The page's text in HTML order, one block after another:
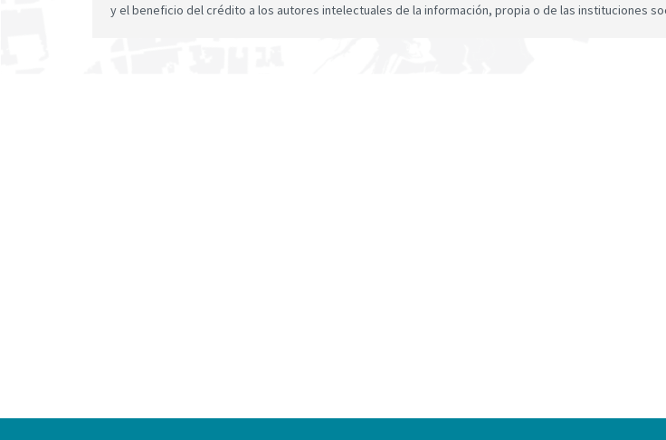
y el beneficio del crédito a los autores intelectuales de la información, propia o de las instituciones